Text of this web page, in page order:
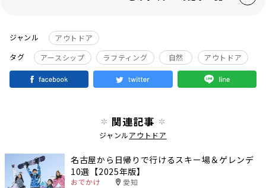
ジャンル
アウトドア
タグ
アースシップ ラフティング 自然 アウトドア
関連記事
ジャンルアウトドア
名古屋から日帰りで行けるスキー場＆ゲレンデ
10選【2025年版】
おでかけ 愛知